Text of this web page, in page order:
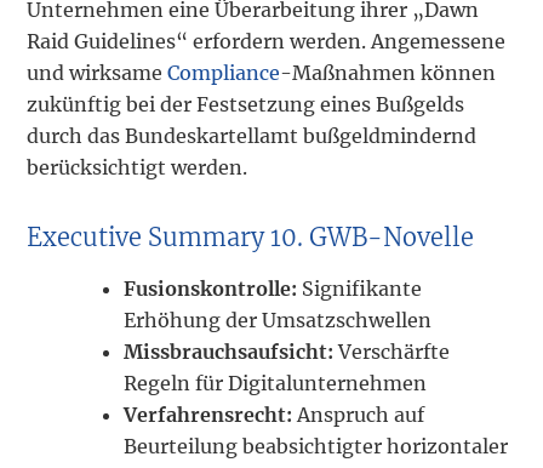
Unternehmen eine Überarbeitung ihrer „Dawn
Raid Guidelines“ erfordern werden. Angemessene
und wirksameCompliance-Maßnahmen können
zukünftig bei der Festsetzung eines Bußgelds
durch das Bundeskartellamt bußgeldmindernd
berücksichtigt werden.
Executive Summary 10. GWB-Novelle
Fusionskontrolle: Signifikante
Erhöhung der Umsatzschwellen
Missbrauchsaufsicht: Verschärfte
Regeln für Digitalunternehmen
Verfahrensrecht: Anspruch auf
Beurteilung beabsichtigter horizontaler